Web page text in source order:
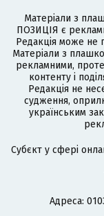
Матеріали з
ПОЗИЦІЯ є
Редакція може не
Матеріали з
рекламними, проте
контенту і
Редакція не
судження,
українським
Cубєкт у сфері
Адреса: